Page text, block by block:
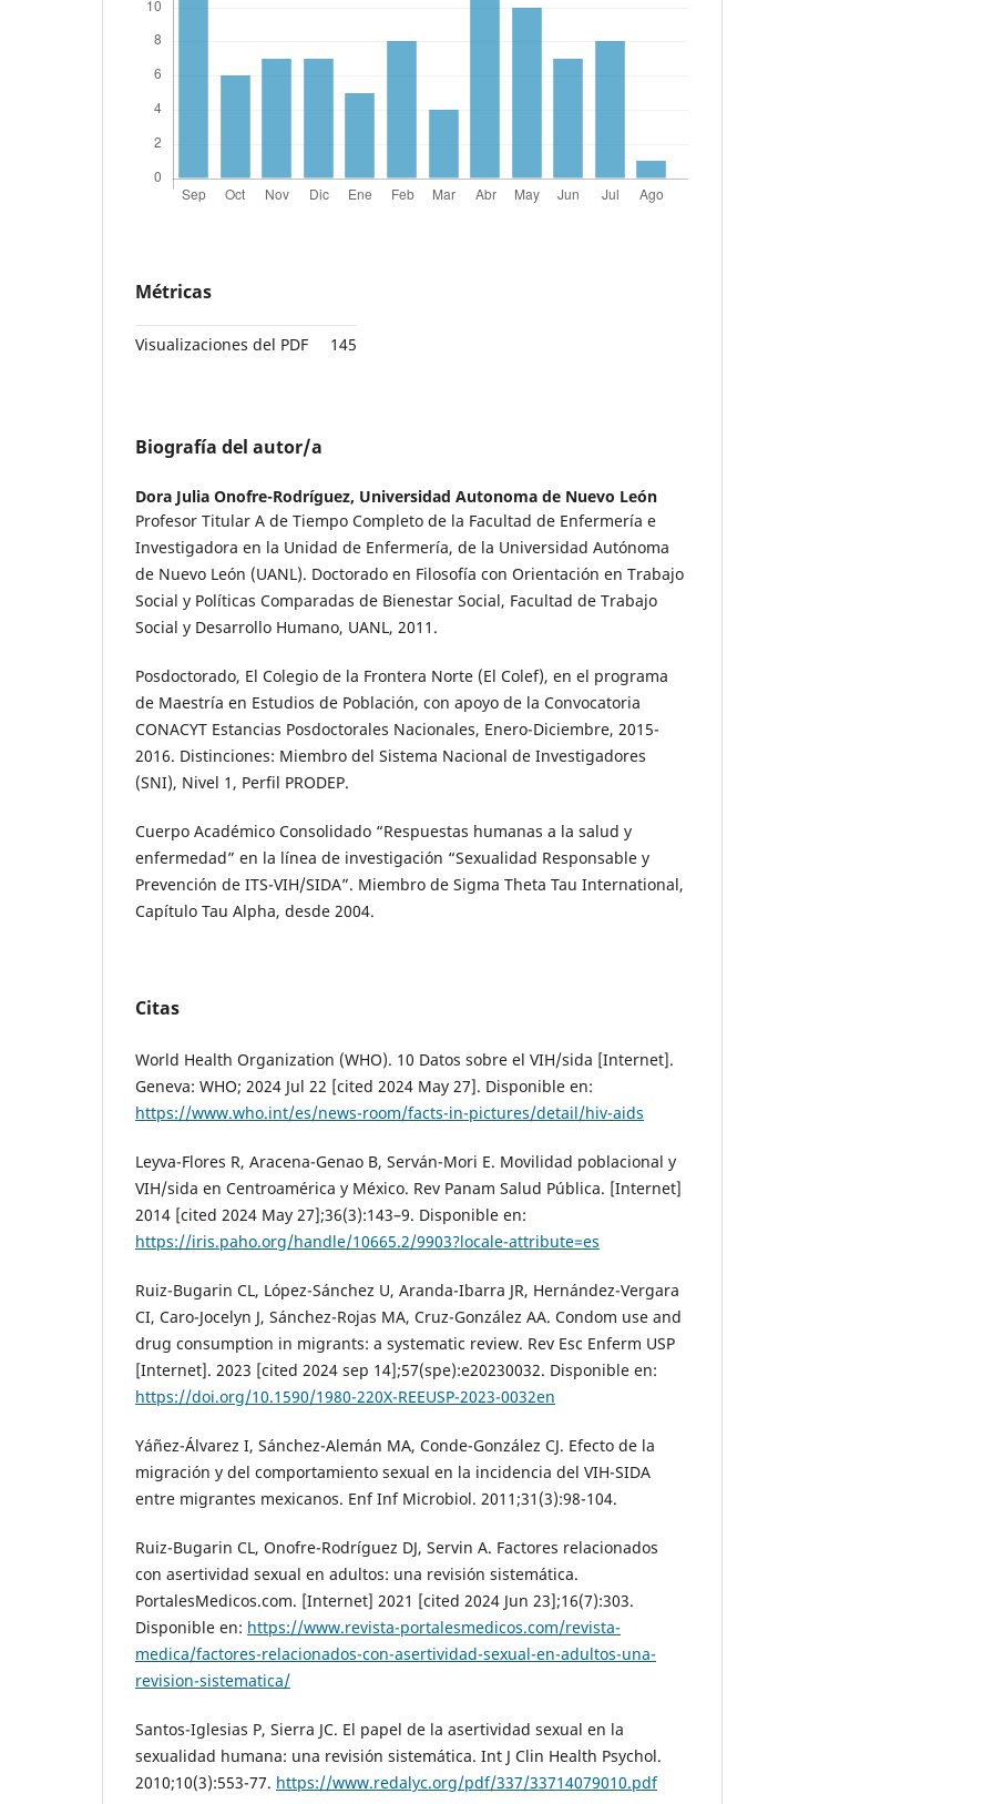
Métricas
Visualizaciones del PDF 145
Biografía del autor/a
Dora Julia Onofre-Rodríguez, Universidad Autonoma de Nuevo León
Profesor Titular A de Tiempo Completo de la Facultad de Enfermería e
Investigadora en la Unidad de Enfermería, de la Universidad Autónoma
de Nuevo León (UANL). Doctorado en Filosofía con Orientación en Trabajo
Social y Políticas Comparadas de Bienestar Social, Facultad de Trabajo
Social y Desarrollo Humano, UANL, 2011.
Posdoctorado, El Colegio de la Frontera Norte (El Colef), en el programa
de Maestría en Estudios de Población, con apoyo de la Convocatoria
CONACYT Estancias Posdoctorales Nacionales, Enero-Diciembre, 2015-
2016. Distinciones: Miembro del Sistema Nacional de Investigadores
(SNI), Nivel 1, Perfil PRODEP.
Cuerpo Académico Consolidado “Respuestas humanas a la salud y
enfermedad” en la línea de investigación “Sexualidad Responsable y
Prevención de ITS-VIH/SIDA”. Miembro de Sigma Theta Tau International,
Capítulo Tau Alpha, desde 2004.
Citas
World Health Organization (WHO). 10 Datos sobre el VIH/sida [Internet].
Geneva: WHO; 2024 Jul 22 [cited 2024 May 27]. Disponible en:
https://www.who.int/es/news-room/facts-in-pictures/detail/hiv-aids
Leyva-Flores R, Aracena-Genao B, Serván-Mori E. Movilidad poblacional y
VIH/sida en Centroamérica y México. Rev Panam Salud Pública. [Internet]
2014 [cited 2024 May 27];36(3):143–9. Disponible en:
https://iris.paho.org/handle/10665.2/9903?locale-attribute=es
Ruiz-Bugarin CL, López-Sánchez U, Aranda-Ibarra JR, Hernández-Vergara
CI, Caro-Jocelyn J, Sánchez-Rojas MA, Cruz-González AA. Condom use and
drug consumption in migrants: a systematic review. Rev Esc Enferm USP
[Internet]. 2023 [cited 2024 sep 14];57(spe):e20230032. Disponible en:
https://doi.org/10.1590/1980-220X-REEUSP-2023-0032en
Yáñez-Álvarez I, Sánchez-Alemán MA, Conde-González CJ. Efecto de la
migración y del comportamiento sexual en la incidencia del VIH-SIDA
entre migrantes mexicanos. Enf Inf Microbiol. 2011;31(3):98-104.
Ruiz-Bugarin CL, Onofre-Rodríguez DJ, Servin A. Factores relacionados
con asertividad sexual en adultos: una revisión sistemática.
PortalesMedicos.com. [Internet] 2021 [cited 2024 Jun 23];16(7):303.
Disponible en: https://www.revista-portalesmedicos.com/revista-
medica/factores-relacionados-con-asertividad-sexual-en-adultos-una-
revision-sistematica/
Santos-Iglesias P, Sierra JC. El papel de la asertividad sexual en la
sexualidad humana: una revisión sistemática. Int J Clin Health Psychol.
2010;10(3):553-77. https://www.redalyc.org/pdf/337/33714079010.pdf